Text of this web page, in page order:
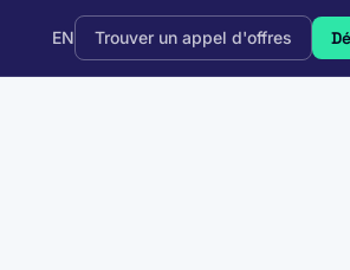
EN Trouver un appel d'offres